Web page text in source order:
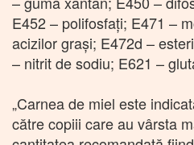
E452 – polifosfați; E471 –
acizilor grași; E472d –
– nitrit de sodiu; E621 –
„Carnea de miel este
către copiii care au vârsta